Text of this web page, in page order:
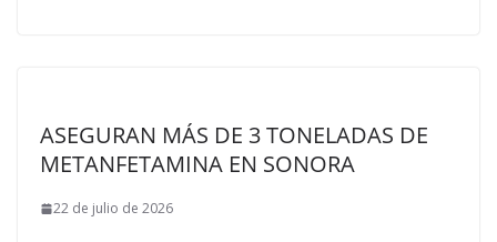
ASEGURAN MÁS DE 3 TONELADAS DE
METANFETAMINA EN SONORA
22 de julio de 2026